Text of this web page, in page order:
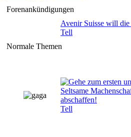
Forenankündigungen
Avenir Suisse will
Tell
Normale Themen
Seltsame
abschaffen!
Tell